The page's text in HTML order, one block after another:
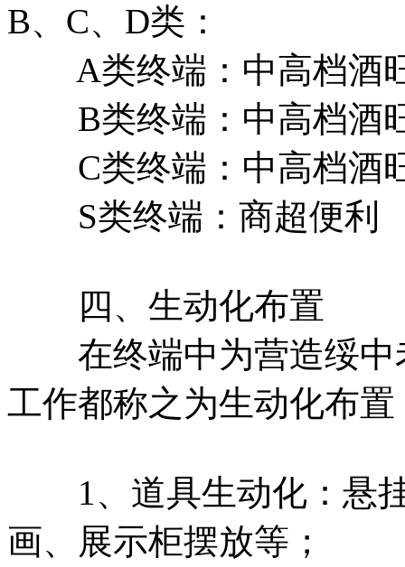
B、C、D类：
A类终端：中高档酒旺
B类终端：中高档酒旺
C类终端：中高档酒
S类终端：商超便利
四、生动化布置
在终端中为营造绥中
工作都称之为生动化布
1、道具生动化：悬挂
画、展示柜摆放等；